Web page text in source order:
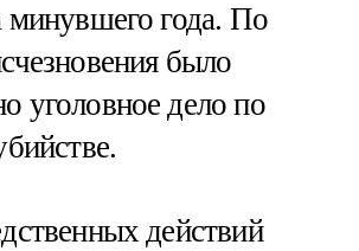
минувшего года. По
было
уголовное дело по
действий